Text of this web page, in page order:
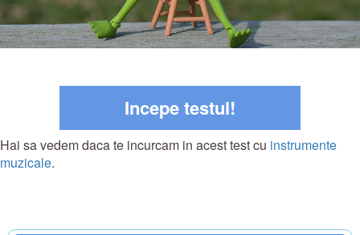
Incepe testul!
Hai sa vedem daca te incurcam in acest test cu instrumente
muzicale.